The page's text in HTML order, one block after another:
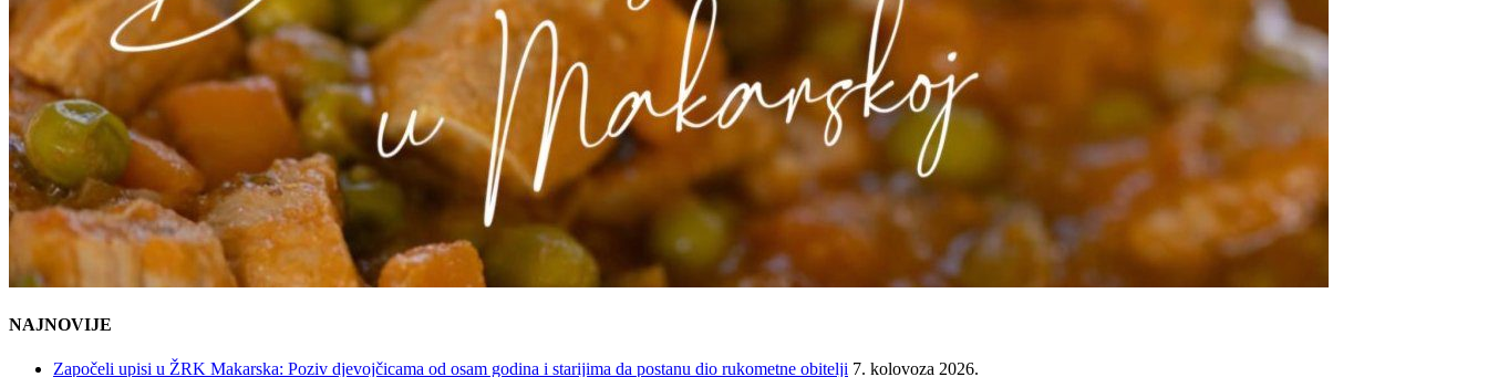
NAJNOVIJE
Započeli upisi u ŽRK Makarska: Poziv djevojčicama od osam godina i starijima da postanu dio rukometne obitelji 7. kolovoza 2026.